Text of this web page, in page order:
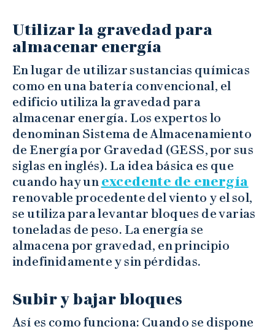
Utilizar la gravedad para
almacenar energía
En lugar de utilizar sustancias químicas
como en una batería convencional, el
edificio utiliza la gravedad para
almacenar energía. Los expertos lo
denominan Sistema de Almacenamiento
de Energía por Gravedad (GESS, por sus
siglas en inglés). La idea básica es que
cuando hay un excedente de energía
renovable procedente del viento y el sol,
se utiliza para levantar bloques de varias
toneladas de peso. La energía se
almacena por gravedad, en principio
indefinidamente y sin pérdidas.
Subir y bajar bloques
Así es como funciona: Cuando se dispone